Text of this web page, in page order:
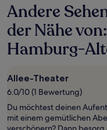
24 Stunden
für
einen
Aufenthalt
mit
2 Erwachsenen
gefunden
wurde.
Preise
und
Andere
der Nähe
Hamburg-
Allee-Theater
6.0/10 (1 Bewertung)
Du möchtest deinen
mit einem gemütlichen